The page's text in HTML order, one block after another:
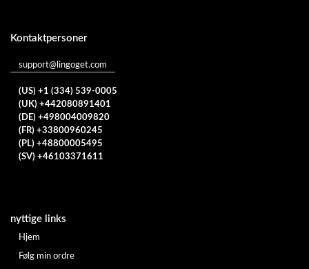
Kontaktpersoner
support@lingoget.com
(US) +1 (334) 539-0005
(UK) +442080891401
(DE) +498004009820
(FR) +33800960245
(PL) +48800005495
(SV) +46103371611
nyttige links
Hjem
Følg min ordre